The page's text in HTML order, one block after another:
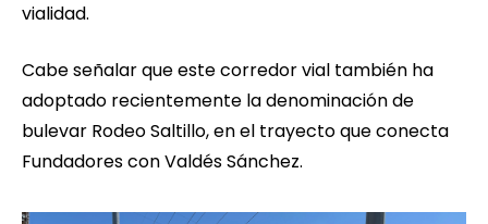
vialidad.
Cabe señalar que este corredor vial también ha
adoptado recientemente la denominación de
bulevar Rodeo Saltillo, en el trayecto que conecta
Fundadores con Valdés Sánchez.